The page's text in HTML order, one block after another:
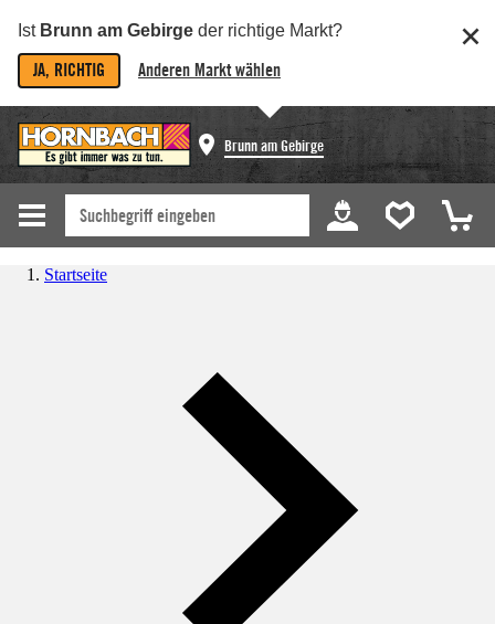
Ist Brunn am Gebirge der richtige Markt?
JA, RICHTIG Anderen Markt wählen
Brunn am Gebirge
Startseite